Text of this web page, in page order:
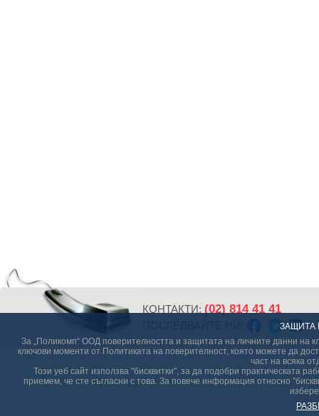
ЗАЩИТА
За „Поликомп“ ООД поверителността и защитата на личните данни на
ключови моменти от Политиката на поверителност, която можете да
част на всяка
Този уеб сайт използва "бисквитки", за да подобри практическата
приемем, че сте съгласни с това. За повече информация относно
КОНТАКТИ: (02) 814 41 41